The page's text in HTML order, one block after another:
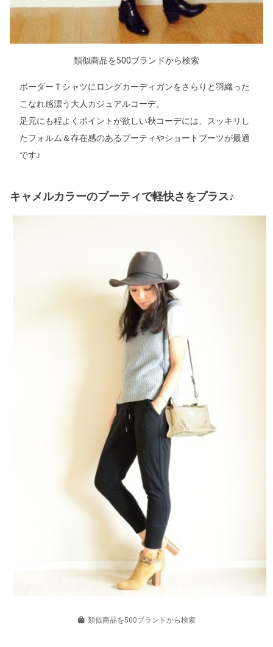
類似商品を500ブランドから検索
ボーダーＴシャツにロングカーディガンをさらりと羽織った
こなれ感漂う大人カジュアルコーデ。
足元にも程よくポイントが欲しい秋コーデには、スッキリし
たフォルム＆存在感のあるブーティやショートブーツが最適
です♪
キャメルカラーのブーティで軽快さをプラス♪
類似商品を500ブランドから検索